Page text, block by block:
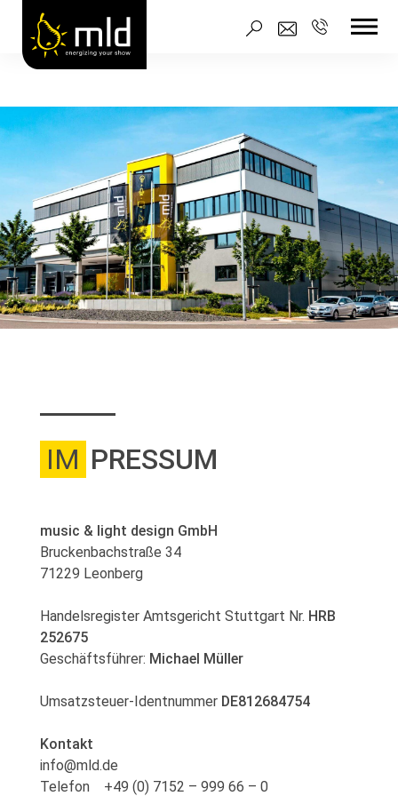
IM PRESSUM
music & light design GmbH
Bruckenbachstraße 34
71229 Leonberg
Handelsregister Amtsgericht Stuttgart Nr. HRB
252675
Geschäftsführer: Michael Müller
Umsatzsteuer-Identnummer DE812684754
Kontakt
info@mld.de
Telefon +49 (0) 7152 – 999 66 – 0